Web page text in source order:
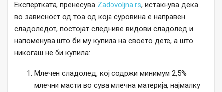
Експертката, пренесува Zadovoljna.rs, истакнува дека
во зависност од тоа од која суровина е направен
сладоледот, постојат следниве видови сладолед и
напоменува што би му купила на своето дете, а што
никогаш не би купила:
Млечен сладолед, кој содржи минимум 2,5%
млечни масти во сува млечна материја, најмалку